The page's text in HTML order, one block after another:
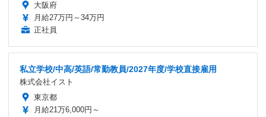
大阪府
月給27万円～34万円
正社員
私立学校/中高/英語/常勤教員/2027年度/学校直接雇用
株式会社イスト
東京都
月給21万6,000円～